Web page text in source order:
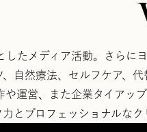
したメディア活動。さら
自然療法、セルフケア、
や運営、また企業タイア
とプロフェッショナルな